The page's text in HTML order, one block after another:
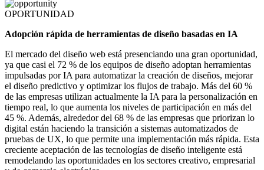
OPORTUNIDAD
Adopción rápida de herramientas de diseño basadas en IA
El mercado del diseño web está presenciando una gran oportunidad,
ya que casi el 72 % de los equipos de diseño adoptan herramientas
impulsadas por IA para automatizar la creación de diseños, mejorar
el diseño predictivo y optimizar los flujos de trabajo. Más del 60 %
de las empresas utilizan actualmente la IA para la personalización en
tiempo real, lo que aumenta los niveles de participación en más del
45 %. Además, alrededor del 68 % de las empresas que priorizan lo
digital están haciendo la transición a sistemas automatizados de
pruebas de UX, lo que permite una implementación más rápida. Esta
creciente aceptación de las tecnologías de diseño inteligente está
remodelando las oportunidades en los sectores creativo, empresarial